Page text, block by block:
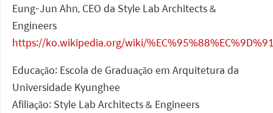
Eung-Jun Ahn, CEO da Style Lab Architects &
Engineers
https://ko.wikipedia.org/wiki/
Educação: Escola de Graduação em Arquitetura da
Universidade Kyunghee
Afiliação: Style Lab Architects & Engineers